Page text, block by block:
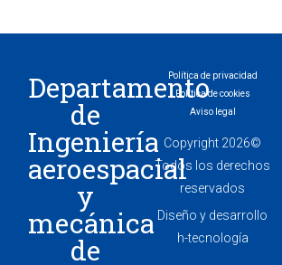
Departamento
de
Ingeniería
aeroespacial
y
mecánica
de
Política de privacidad
Política de cookies
Aviso legal
Copyright 2026©
Todos los derechos
reservados
Diseño y desarrollo
h-tecnología